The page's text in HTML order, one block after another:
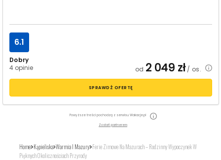
Dobry
4 opinie
6.1
od 2 049 zł/ os.
SPRAWDŹ OFERTĘ
Powyższe treści pochodzą z serwisu Wakacje.pl
Zostań partnerem
Home Kąpieliska Warmia I Mazury Ferie Zimowe Na Mazurach – Rodzinny Wypoczynek W
Pięknych Okolicznościach Przyrody